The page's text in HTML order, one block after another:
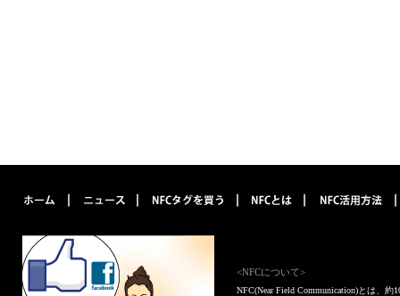
<NFCについて>
NFC(Near Field Communication)とは、